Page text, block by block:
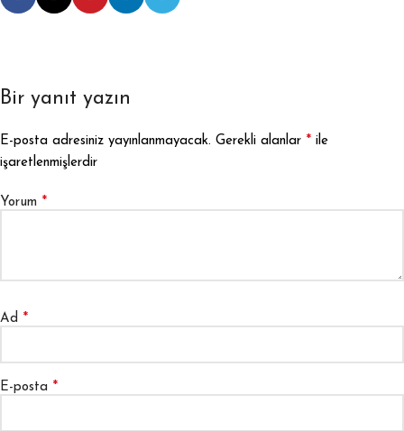
Bir yanıt yazın
E-posta adresiniz yayınlanmayacak. Gerekli alanlar * ile
işaretlenmişlerdir
Yorum *
Ad *
E-posta *